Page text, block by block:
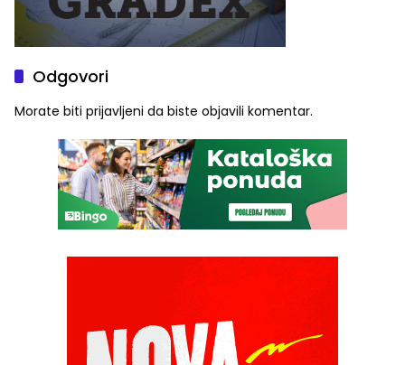
Odgovori
Morate biti prijavljeni da biste objavili komentar.